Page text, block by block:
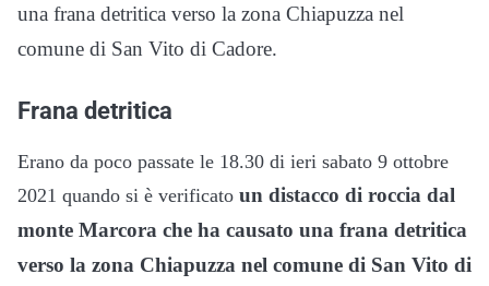
una frana detritica verso la zona Chiapuzza nel
comune di San Vito di Cadore.
Frana detritica
Erano da poco passate le 18.30 di ieri sabato 9 ottobre
2021 quando si è verificato un distacco di roccia dal
monte Marcora che ha causato una frana detritica
verso la zona Chiapuzza nel comune di San Vito di